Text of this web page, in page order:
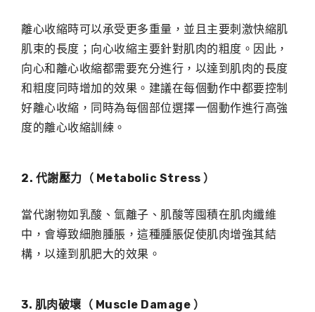
離心收縮時可以承受更多重量，並且主要刺激快縮肌
肌束的長度；向心收縮主要針對肌肉的粗度。因此，
向心和離心收縮都需要充分進行，以達到肌肉的長度
和粗度同時增加的效果。建議在每個動作中都要控制
好離心收縮，同時為每個部位選擇一個動作進行高強
度的離心收縮訓練。
2. 代謝壓力（ Metabolic Stress ）
當代謝物如乳酸、氫離子、肌酸等囤積在肌肉纖維
中，會導致細胞腫脹，這種腫脹促使肌肉增強其結
構，以達到肌肥大的效果。
3. 肌肉破壞（ Muscle Damage ）